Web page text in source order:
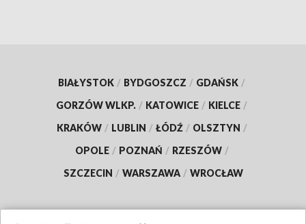
BIAŁYSTOK / BYDGOSZCZ / GDAŃSK /
GORZÓW WLKP. / KATOWICE / KIELCE /
KRAKÓW / LUBLIN / ŁÓDŹ / OLSZTYN /
OPOLE / POZNAŃ / RZESZÓW /
SZCZECIN / WARSZAWA / WROCŁAW